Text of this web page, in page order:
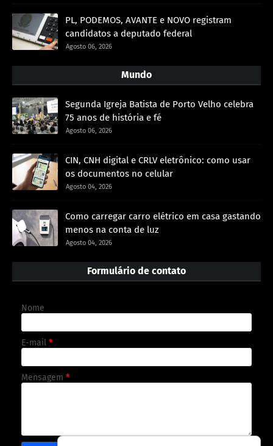
PL, PODEMOS, AVANTE e NOVO registram
candidatos a deputado federal
Agosto 06, 2026
Mundo
Segunda Igreja Batista de Porto Velho celebra
75 anos de história e fé
Agosto 06, 2026
CIN, CNH digital e CRLV eletrônico: como usar
os documentos no celular
Agosto 04, 2026
Como carregar carro elétrico em casa gastando
menos na conta de luz
Agosto 04, 2026
Formulário de contato
Nome
E-mail *
Mensagem *